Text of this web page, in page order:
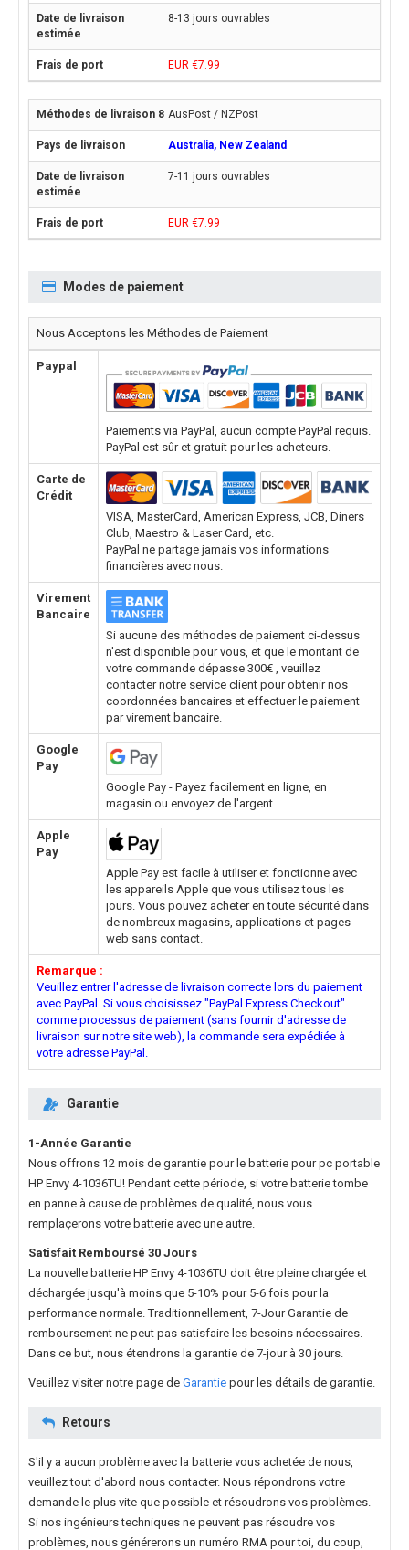
8-13 jours ouvrables
EUR €7.99
AusPost / NZPost
Australia, New Zealand
7-11 jours ouvrables
EUR €7.99
Modes de paiement
Nous Acceptons les Méthodes de Paiement
Paypal
Paiements via PayPal, aucun compte PayPal requis.
PayPal est sûr et gratuit pour les acheteurs.
Carte de
Crédit
VISA, MasterCard, American Express, JCB, Diners
Club, Maestro & Laser Card, etc.
PayPal ne partage jamais vos informations
financières avec nous.
Virement
Bancaire
Si aucune des méthodes de paiement ci-dessus
n'est disponible pour vous, et que le montant de
votre commande dépasse 300€ , veuillez
contacter notre service client pour obtenir nos
coordonnées bancaires et effectuer le paiement
par virement bancaire.
Google
Pay
Google Pay - Payez facilement en ligne, en
magasin ou envoyez de l'argent.
Apple
Pay
Apple Pay est facile à utiliser et fonctionne avec
les appareils Apple que vous utilisez tous les
jours. Vous pouvez acheter en toute sécurité dans
de nombreux magasins, applications et pages
web sans contact.
Remarque :
Veuillez entrer l'adresse de livraison correcte lors du paiement
avec PayPal. Si vous choisissez "PayPal Express Checkout"
comme processus de paiement (sans fournir d'adresse de
livraison sur notre site web), la commande sera expédiée à
votre adresse PayPal.
Garantie
1-Année Garantie
Nous offrons 12 mois de garantie pour le batterie pour pc portable
HP Envy 4-1036TU! Pendant cette période, si votre batterie tombe
en panne à cause de problèmes de qualité, nous vous
remplaçerons votre batterie avec une autre.
Satisfait Remboursé 30 Jours
La nouvelle batterie HP Envy 4-1036TU doit être pleine chargée et
déchargée jusqu'à moins que 5-10% pour 5-6 fois pour la
performance normale. Traditionnellement, 7-Jour Garantie de
remboursement ne peut pas satisfaire les besoins nécessaires.
Dans ce but, nous étendrons la garantie de 7-jour à 30 jours.
Veuillez visiter notre page de Garantie pour les détails de garantie.
Retours
S'il y a aucun problème avec la batterie vous achetée de nous,
veuillez tout d'abord nous contacter. Nous répondrons votre
demande le plus vite que possible et résoudrons vos problèmes.
Si nos ingénieurs techniques ne peuvent pas résoudre vos
problèmes, nous générerons un numéro RMA pour toi, du coup,